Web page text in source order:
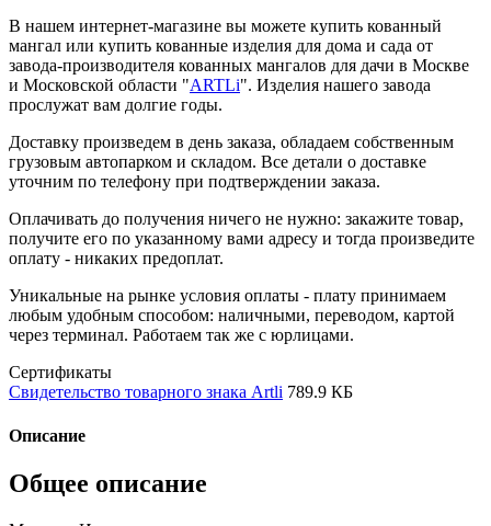
В нашем интернет-магазине вы можете купить кованный
мангал или купить кованные изделия для дома и сада от
завода-производителя кованных мангалов для дачи в Москве
и Московской области "ARTLi". Изделия нашего завода
прослужат вам долгие годы.
Доставку произведем в день заказа, обладаем собственным
грузовым автопарком и складом. Все детали о доставке
уточним по телефону при подтверждении заказа.
Оплачивать до получения ничего не нужно: закажите товар,
получите его по указанному вами адресу и тогда произведите
оплату - никаких предоплат.
Уникальные на рынке условия оплаты - плату принимаем
любым удобным способом: наличными, переводом, картой
через терминал. Работаем так же с юрлицами.
Сертификаты
Свидетельство товарного знака Artli 789.9 КБ
Описание
Общее описание